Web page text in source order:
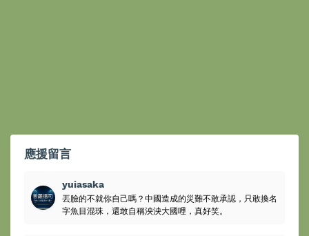
應援留言
yuiasaka
丟臉的不就你自己嗎？中國造成的災難不敢承認，只敢換名
字魚目混珠，還敢自稱泱泱大國哩，真好笑。